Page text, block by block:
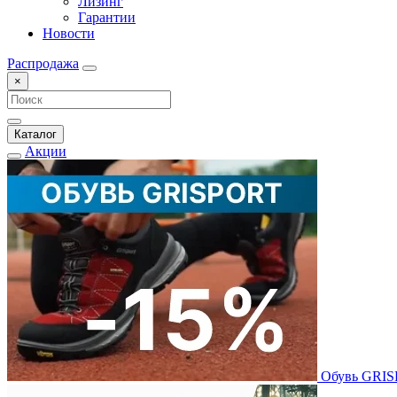
Гарантии
Новости
Распродажа
×
Каталог
Акции
Обувь